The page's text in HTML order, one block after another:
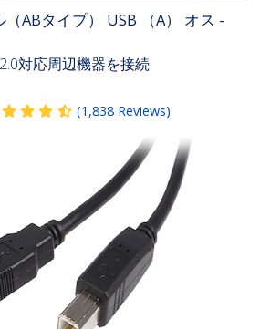
ABタイプ） USB （A） オス -
対応周辺機器を接続
(1,838 Reviews)